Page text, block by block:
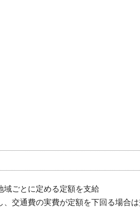
域ごとに定める定額を支給
、交通費の実費が定額を下回る場合